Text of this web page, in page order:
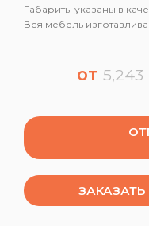
Габариты указаны в
Вся мебель
от 5,243